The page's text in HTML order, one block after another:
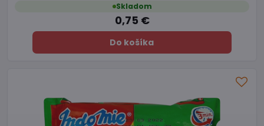
Skladom
0,75 €
Do košíka